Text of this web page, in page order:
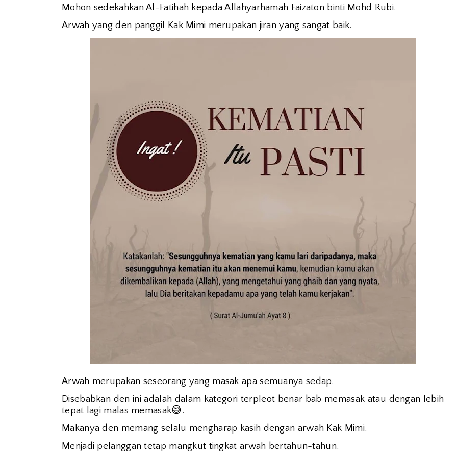
Mohon sedekahkan Al-Fatihah kepada Allahyarhamah Faizaton binti Mohd Rubi.
Arwah yang den panggil Kak Mimi merupakan jiran yang sangat baik.
Arwah merupakan seseorang yang masak apa semuanya sedap.
Disebabkan den ini adalah dalam kategori terpleot benar bab memasak atau dengan lebih
tepat lagi malas memasak😅.
Makanya den memang selalu mengharap kasih dengan arwah Kak Mimi.
Menjadi pelanggan tetap mangkut tingkat arwah bertahun-tahun.